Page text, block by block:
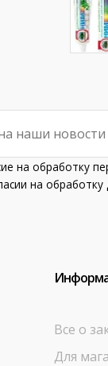
на обработку
на
Все о
Для